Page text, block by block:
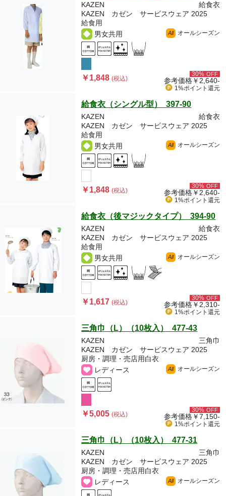
KAZEN
給食衣
KAZEN カゼン サービスウェア 2025
給食用
男女共用
All オールシーズン
￥1,848(税込)
30% OFF
参考価格￥2,640-
1%ポイント 還元
給食衣（シングル型） 397-90
KAZEN
給食衣
KAZEN カゼン サービスウェア 2025
給食用
男女共用
All オールシーズン
￥1,848(税込)
30% OFF
参考価格￥2,640-
1%ポイント 還元
給食衣（後マジックタイプ） 394-90
KAZEN
給食衣
KAZEN カゼン サービスウェア 2025
給食用
男女共用
All オールシーズン
￥1,617(税込)
30% OFF
参考価格￥2,310-
1%ポイント 還元
三角巾（L）（10枚入） 477-43
KAZEN
三角巾
KAZEN カゼン サービスウェア 2025
厨房・調理・売店用白衣
レディース
All オールシーズン
￥5,005(税込)
30% OFF
参考価格￥7,150-
1%ポイント 還元
三角巾（L）（10枚入） 477-31
KAZEN
三角巾
KAZEN カゼン サービスウェア 2025
厨房・調理・売店用白衣
レディース
All オールシーズン